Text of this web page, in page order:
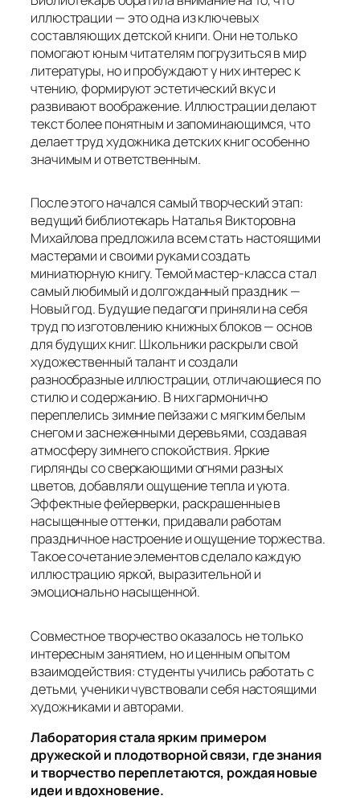
иллюстрации — это одна из ключевых
составляющих детской книги. Они не только
помогают юным читателям погрузиться в мир
литературы, но и пробуждают у них интерес к
чтению, формируют эстетический вкус и
развивают воображение. Иллюстрации делают
текст более понятным и запоминающимся, что
делает труд художника детских книг особенно
значимым и ответственным.
После этого начался самый творческий этап:
ведущий библиотекарь Наталья Викторовна
Михайлова предложила всем стать настоящими
мастерами и своими руками создать
миниатюрную книгу. Темой мастер-класса стал
самый любимый и долгожданный праздник —
Новый год. Будущие педагоги приняли на себя
труд по изготовлению книжных блоков — основ
для будущих книг. Школьники раскрыли свой
художественный талант и создали
разнообразные иллюстрации, отличающиеся по
стилю и содержанию. В них гармонично
переплелись зимние пейзажи с мягким белым
снегом и заснеженными деревьями, создавая
атмосферу зимнего спокойствия. Яркие
гирлянды со сверкающими огнями разных
цветов, добавляли ощущение тепла и уюта.
Эффектные фейерверки, раскрашенные в
насыщенные оттенки, придавали работам
праздничное настроение и ощущение торжества.
Такое сочетание элементов сделало каждую
иллюстрацию яркой, выразительной и
эмоционально насыщенной.
Совместное творчество оказалось не только
интересным занятием, но и ценным опытом
взаимодействия: студенты учились работать с
детьми, ученики чувствовали себя настоящими
художниками и авторами.
Лаборатория стала ярким примером
дружеской и плодотворной связи, где знания
и творчество переплетаются, рождая новые
идеи и вдохновение.